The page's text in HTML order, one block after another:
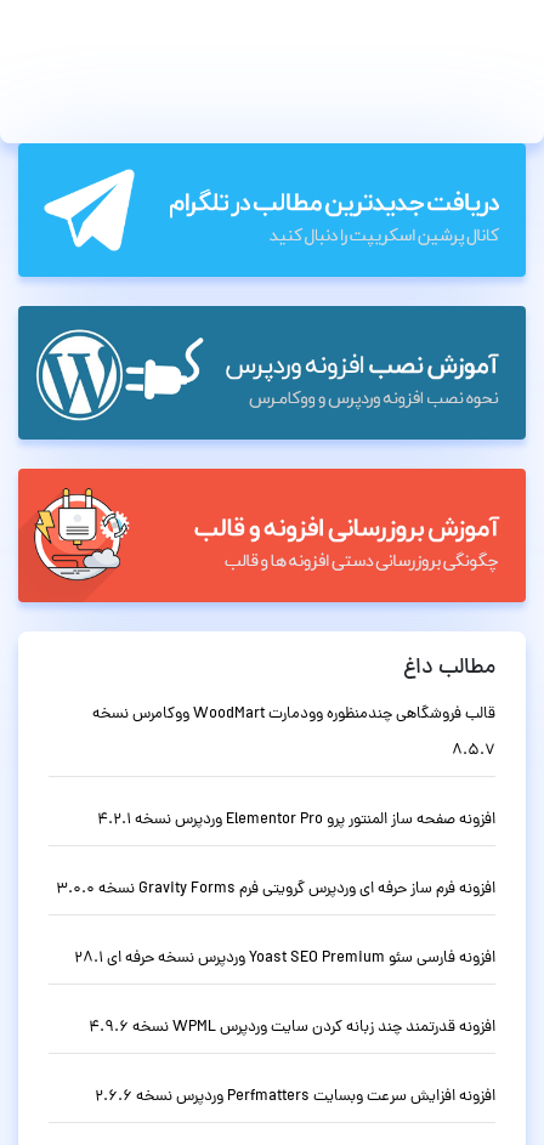
مطالب داغ
قالب فروشگاهی چندمنظوره وودمارت WoodMart ووکامرس نسخه
8.5.7
افزونه صفحه ساز المنتور پرو Elementor Pro وردپرس نسخه 4.2.1
افزونه فرم ساز حرفه ای وردپرس گرویتی فرم Gravity Forms نسخه 3.0.0
افزونه فارسی سئو Yoast SEO Premium وردپرس نسخه حرفه ای 28.1
افزونه قدرتمند چند زبانه کردن سایت وردپرس WPML نسخه 4.9.6
افزونه افزایش سرعت وبسایت Perfmatters وردپرس نسخه 2.6.6